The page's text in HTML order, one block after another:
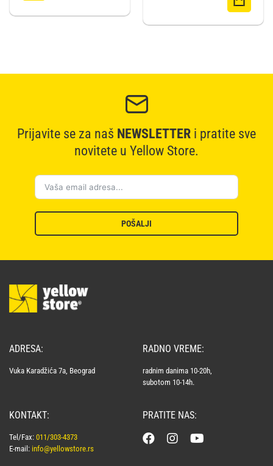
Prijavite se za naš NEWSLETTER i pratite sve
novitete u Yellow Store.
POŠALJI
ADRESA:
Vuka Karadžića 7a, Beograd
KONTAKT:
Tel/Fax: 011/303-4373
E-mail: info@yellowstore.rs
RADNO VREME:
radnim danima 10-20h,
subotom 10-14h.
PRATITE NAS: